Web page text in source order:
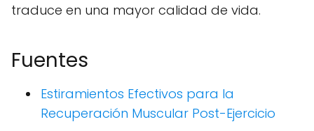
traduce en una mayor calidad de vida.
Fuentes
Estiramientos Efectivos para la
Recuperación Muscular Post-Ejercicio